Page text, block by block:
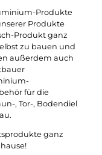
Produkte
Produkte
Produkt ganz
zu bauen und
außerdem auch
für die
, Tor-, Bodendiel
.
ganz